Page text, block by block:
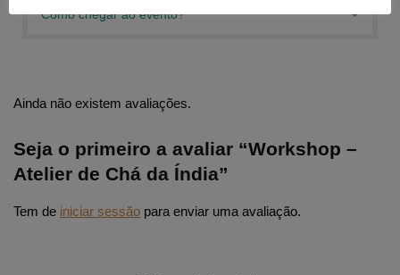
Como chegar ao evento?
Ainda não existem avaliações.
Seja o primeiro a avaliar “Workshop –
Atelier de Chá da Índia”
Tem de iniciar sessão para enviar uma avaliação.